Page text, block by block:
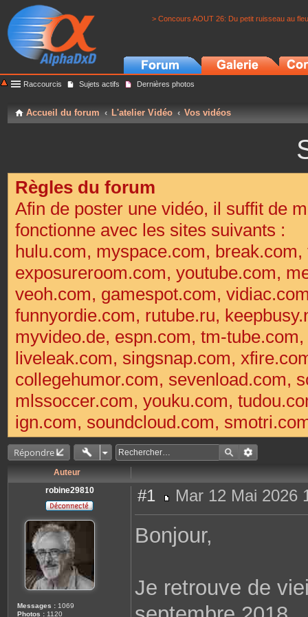
> Concours AOUT 26: Du petit ruisseau au
Raccourcis Sujets actifs Dernières photos
Accueil du forum L'atelier Vidéo Vos vidéos
Règles du forum
Afin de poster une vidéo, il suffit de
fonctionne avec les sites suivants :
hulu.com, myspace.com,
exposureroom.com, youtube.com,
veoh.com, gamespot.com,
funnyordie.com, rutube.ru,
myvideo.de, espn.com, tm-
liveleak.com, singsnap.com,
collegehumor.com, sevenload.com,
mlssoccer.com, youku.com,
ign.com, soundcloud.com,
Répondre
Auteur
robine29810
Messages : 1069
Photos : 1120
#1
e
g
Mar 12 Mai 2026
Bonjour,
Je retrouve de